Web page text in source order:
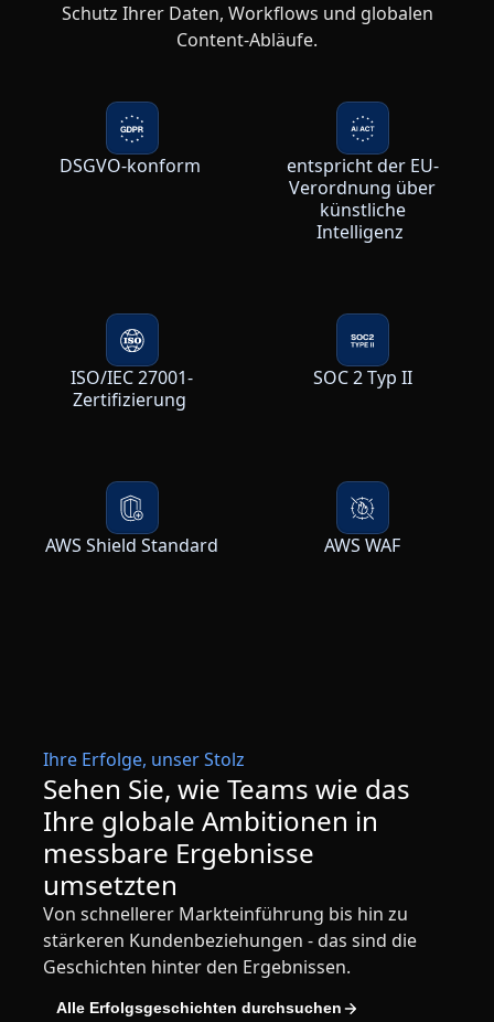
Schutz Ihrer Daten, Workflows und globalen
Content-Abläufe.
DSGVO-konform
entspricht der EU-
Verordnung über
künstliche
Intelligenz
ISO/IEC 27001-
Zertifizierung
SOC 2 Typ II
AWS Shield Standard AWS WAF
Ihre Erfolge, unser Stolz
Sehen Sie, wie Teams wie das
Ihre globale Ambitionen in
messbare Ergebnisse
umsetzten
Von schnellerer Markteinführung bis hin zu
stärkeren Kundenbeziehungen - das sind die
Geschichten hinter den Ergebnissen.
Alle Erfolgsgeschichten durchsuchen